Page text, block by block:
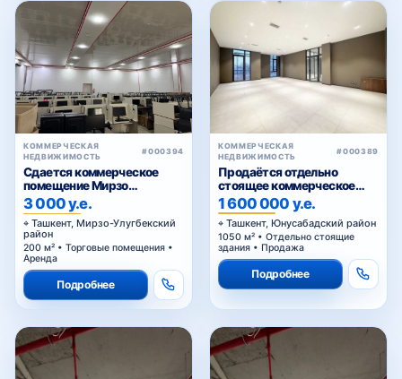
КОММЕРЧЕСКАЯ
НЕДВИЖИМОСТЬ
#000394
Сдается коммерческое
помещение Мирзо
Улугбекский район.
3 000 у.е.
Ташкент, Мирзо-Улугбекский
район
200 м² • Торговые помещения •
Аренда
Подробнее
КОММЕРЧЕСКАЯ
НЕДВИЖИМОСТЬ
#000389
Продаётся отдельно
стоящее коммерческое
здание
1 600 000 у.е.
Ташкент, Юнусабадский район
1050 м² • Отдельно стоящие
здания • Продажа
Подробнее